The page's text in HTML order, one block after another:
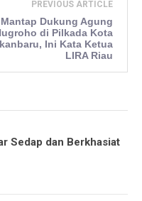
PREVIOUS ARTICLE
Mantap Dukung Agung
di Pilkada Kota
Ini Kata Ketua
LIRA Riau
Sedap dan Berkhasiat